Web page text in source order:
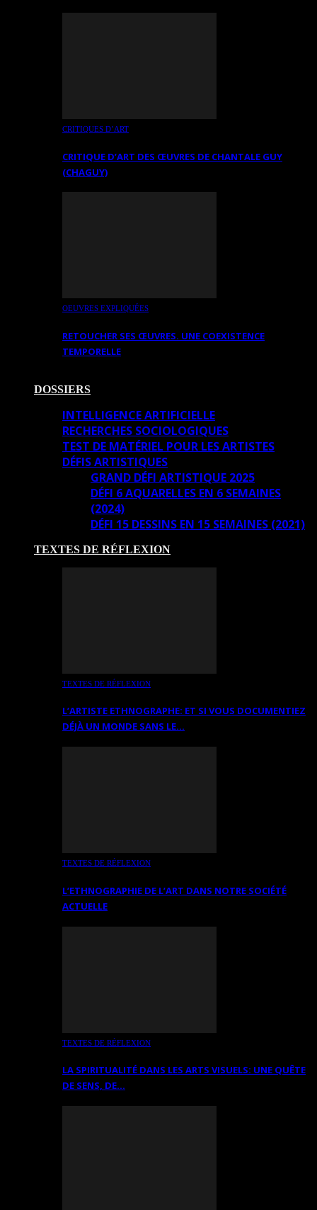
CRITIQUES D’ART
CRITIQUE D’ART DES ŒUVRES DE CHANTALE GUY
(CHAGUY)
OEUVRES EXPLIQUÉES
RETOUCHER SES ŒUVRES. UNE COEXISTENCE
TEMPORELLE
DOSSIERS
INTELLIGENCE ARTIFICIELLE
RECHERCHES SOCIOLOGIQUES
TEST DE MATÉRIEL POUR LES ARTISTES
DÉFIS ARTISTIQUES
GRAND DÉFI ARTISTIQUE 2025
DÉFI 6 AQUARELLES EN 6 SEMAINES
(2024)
DÉFI 15 DESSINS EN 15 SEMAINES (2021)
TEXTES DE RÉFLEXION
TEXTES DE RÉFLEXION
L’ARTISTE ETHNOGRAPHE: ET SI VOUS DOCUMENTIEZ
DÉJÀ UN MONDE SANS LE…
TEXTES DE RÉFLEXION
L’ETHNOGRAPHIE DE L’ART DANS NOTRE SOCIÉTÉ
ACTUELLE
TEXTES DE RÉFLEXION
LA SPIRITUALITÉ DANS LES ARTS VISUELS: UNE QUÊTE
DE SENS, DE…